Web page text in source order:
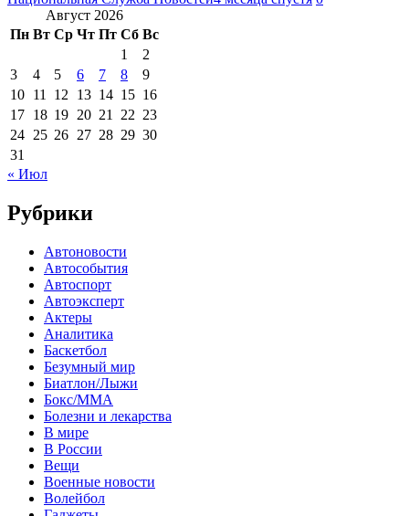
Август 2026
Пн Вт Ср Чт Пт Сб Вс
1
2
3
4 5 6 7 8
9
10 11 12 13 14 15 16
17 18 19 20 21 22 23
24 25 26 27 28 29 30
31
« Июл
Рубрики
Автоновости
Автособытия
Автоспорт
Автоэксперт
Актеры
Аналитика
Баскетбол
Безумный мир
Биатлон/Лыжи
Бокс/MMA
Болезни и лекарства
В мире
В России
Вещи
Военные новости
Волейбол